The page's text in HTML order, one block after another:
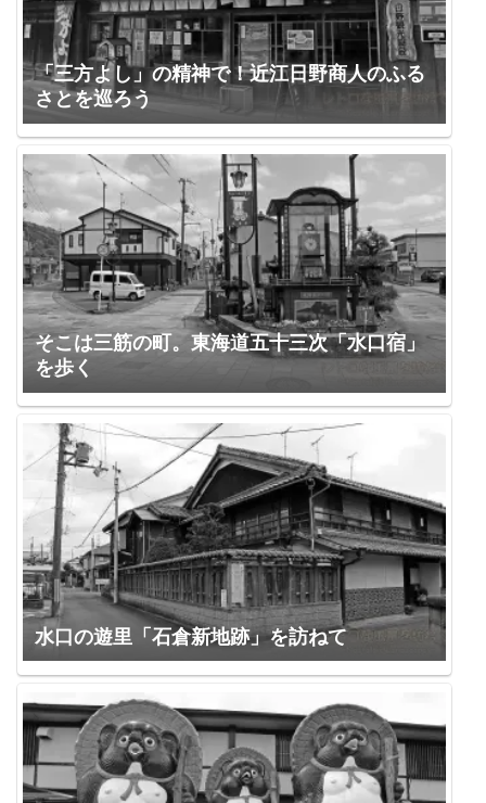
「三方よし」の精神で！近江日野商人のふる
さとを巡ろう
そこは三筋の町。東海道五十三次「水口宿」
を歩く
水口の遊里「石倉新地跡」を訪ねて